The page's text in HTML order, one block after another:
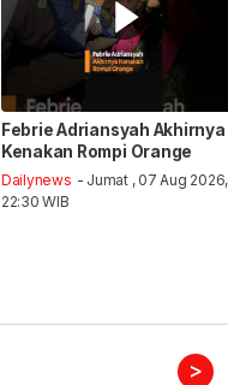
Febrie Adriansyah Akhirnya
Kenakan Rompi Orange
Dailynews - Jumat , 07 Aug 2026,
22:30 WIB
>